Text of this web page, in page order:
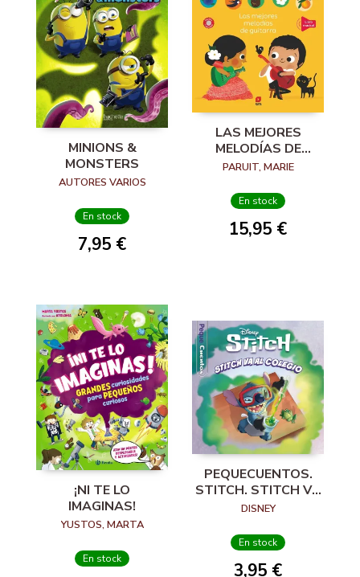
MINIONS &
MONSTERS
AUTORES VARIOS
En stock
7,95 €
LAS MEJORES
MELODÍAS DE
GUITARRA
PARUIT, MARIE
En stock
15,95 €
¡NI TE LO
IMAGINAS!
YUSTOS, MARTA
En stock
PEQUECUENTOS.
STITCH. STITCH VA
AL COLEGIO
DISNEY
En stock
3,95 €